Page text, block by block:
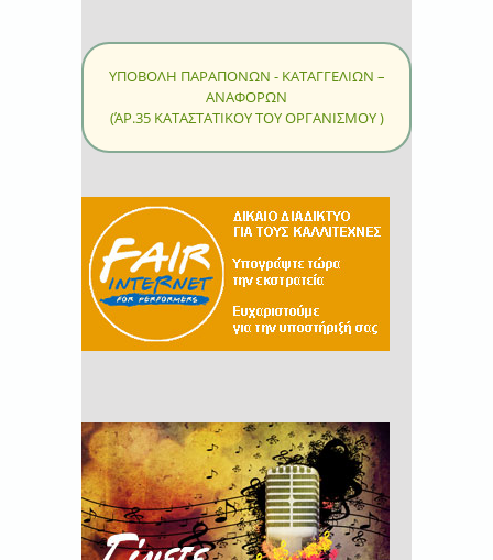
ΥΠΟΒΟΛΗ ΠΑΡΑΠΟΝΩΝ - ΚΑΤΑΓΓΕΛΙΩΝ –
ΑΝΑΦΟΡΩΝ
(ΆΡ.35 ΚΑΤΑΣΤΑΤΙΚΟΥ ΤΟΥ ΟΡΓΑΝΙΣΜΟΥ )